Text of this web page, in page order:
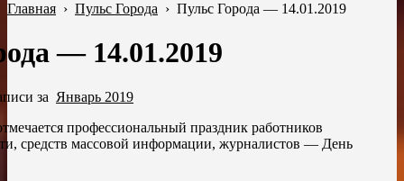
Главная › Пульс Города › Пульс Города — 14.01.2019
— 14.01.2019
за Январь 2019
профессиональный праздник работников
средств массовой информации, журналистов — День